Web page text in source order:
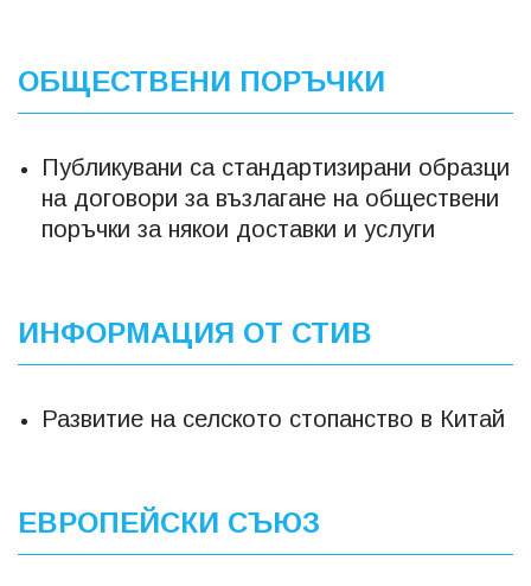
ОБЩЕСТВЕНИ ПОРЪЧКИ
Публикувани са стандартизирани образци
на договори за възлагане на обществени
поръчки за някои доставки и услуги
ИНФОРМАЦИЯ ОТ СТИВ
Развитие на селското стопанство в Китай
ЕВРОПЕЙСКИ СЪЮЗ